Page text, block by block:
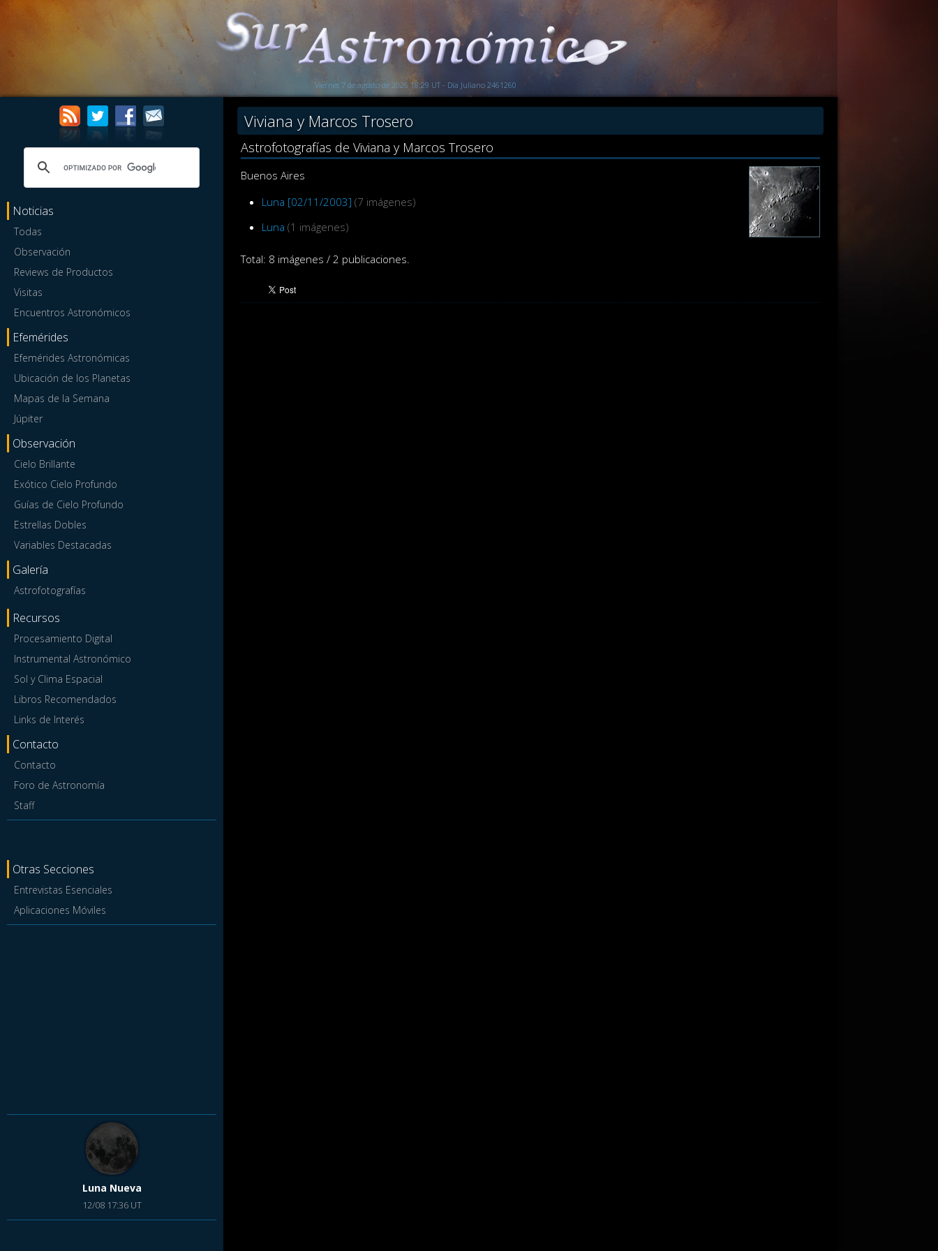
Viernes 7 de agosto de 2026 18:29 UT - Día Juliano 2461260
Noticias
Todas
Observación
Reviews de Productos
Visitas
Encuentros Astronómicos
Efemérides
Efemérides Astronómicas
Ubicación de los Planetas
Mapas de la Semana
Júpiter
Observación
Cielo Brillante
Exótico Cielo Profundo
Guías de Cielo Profundo
Estrellas Dobles
Variables Destacadas
Galería
Astrofotografías
Recursos
Procesamiento Digital
Instrumental Astronómico
Sol y Clima Espacial
Libros Recomendados
Links de Interés
Contacto
Contacto
Foro de Astronomía
Staff
Otras Secciones
Entrevistas Esenciales
Aplicaciones Móviles
Luna Nueva
12/08 17:36 UT
Viviana y Marcos Trosero
Astrofotografías de Viviana y Marcos Trosero
Buenos Aires
Luna [02/11/2003] (7 imágenes)
Luna (1 imágenes)
Total: 8 imágenes / 2 publicaciones.